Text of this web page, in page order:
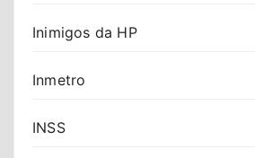
Inimigos da HP
Inmetro
INSS